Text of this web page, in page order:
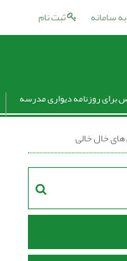
ثبت نام سامانه
برای روزنامه دیواری مدرسه
خال خالی